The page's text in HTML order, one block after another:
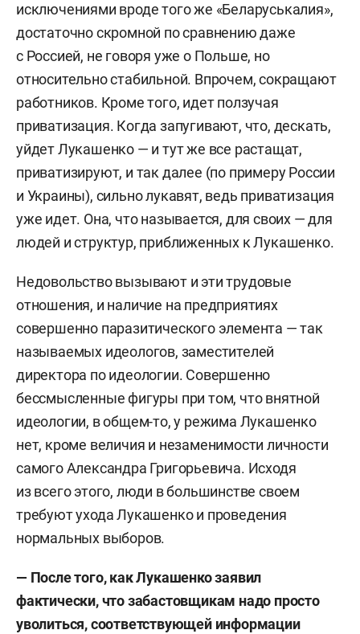
исключениями вроде того же «Беларуськалия»,
достаточно скромной по сравнению даже
с Россией, не говоря уже о Польше, но
относительно стабильной. Впрочем, сокращают
работников. Кроме того, идет ползучая
приватизация. Когда запугивают, что, дескать,
уйдет Лукашенко — и тут же все растащат,
приватизируют, и так далее (по примеру России
и Украины), сильно лукавят, ведь приватизация
уже идет. Она, что называется, для своих — для
людей и структур, приближенных к Лукашенко.
Недовольство вызывают и эти трудовые
отношения, и наличие на предприятиях
совершенно паразитического элемента — так
называемых идеологов, заместителей
директора по идеологии. Совершенно
бессмысленные фигуры при том, что внятной
идеологии, в общем-то, у режима Лукашенко
нет, кроме величия и незаменимости личности
самого Александра Григорьевича. Исходя
из всего этого, люди в большинстве своем
требуют ухода Лукашенко и проведения
нормальных выборов.
— После того, как Лукашенко заявил
фактически, что забастовщикам надо просто
уволиться, соответствующей информации